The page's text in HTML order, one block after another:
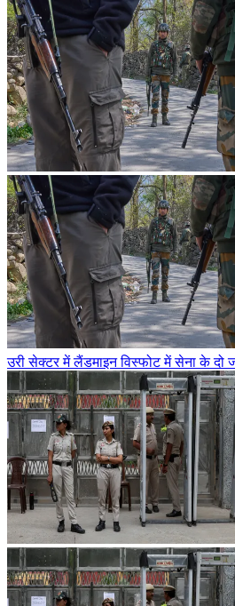
उरी सेक्टर में लैंडमाइन विस्फोट में सेना के दो